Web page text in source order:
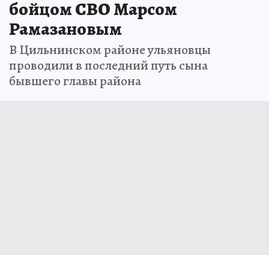
бойцом СВО Марсом
Рамазановым
В Цильнинском районе ульяновцы
проводили в последний путь сына
бывшего главы района